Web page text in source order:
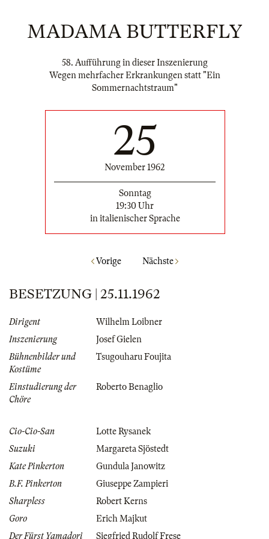
MADAMA BUTTERFLY
58. Aufführung in dieser Inszenierung
Wegen mehrfacher Erkrankungen statt "Ein
Sommernachtstraum"
25
November 1962
Sonntag
19:30 Uhr
in italienischer Sprache
Vorige Nächste
BESETZUNG | 25.11.1962
Dirigent
Wilhelm Loibner
Inszenierung
Josef Gielen
Bühnenbilder und
Kostüme
Tsugouharu Foujita
Einstudierung der
Chöre
Roberto Benaglio
Cio-Cio-San
Lotte Rysanek
Suzuki
Margareta Sjöstedt
Kate Pinkerton
Gundula Janowitz
B.F. Pinkerton
Giuseppe Zampieri
Sharpless
Robert Kerns
Goro
Erich Majkut
Der Fürst Yamadori
Siegfried Rudolf Frese